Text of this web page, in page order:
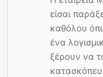
είσαι
καθόλου
ένα
ξέρουν να